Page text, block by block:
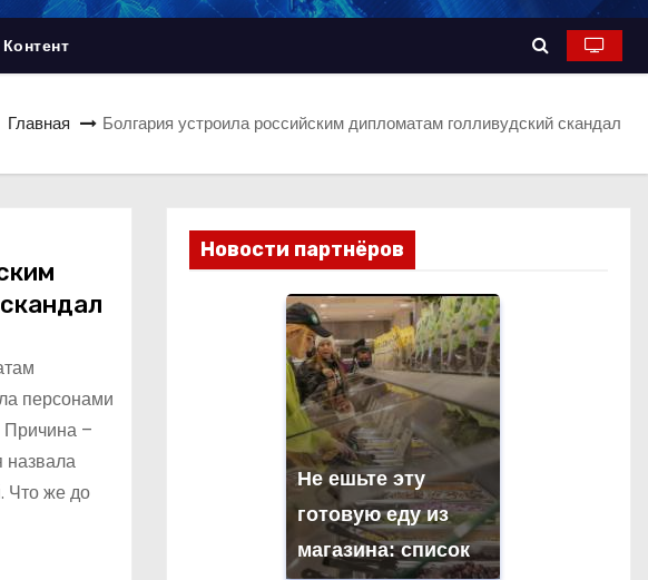
Главная Болгария устроила российским дипломатам голливудский скандал
персонами
Причина –
назвала
Что же до
Новости партнёров
Не ешьте эту
готовую еду из
магазина: список